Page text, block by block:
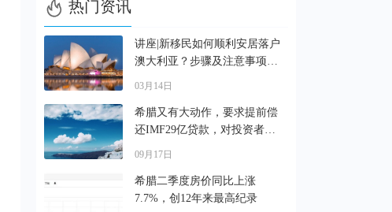
 热门资讯
讲座|新移民如何顺利安居落户
澳大利亚？步骤及注意事项解
03月14日
希腊又有大动作，要求提前偿
还IMF29亿贷款，对投资者有
09月17日
希腊二季度房价同比上涨
7.7%，创12年来最高纪录